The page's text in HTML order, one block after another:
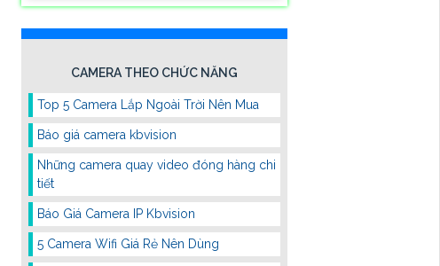
CAMERA THEO CHỨC NĂNG
Top 5 Camera Lắp Ngoài Trời Nên Mua
Báo giá camera kbvision
Những camera quay video đóng hàng chi
tiết
Báo Giá Camera IP Kbvision
5 Camera Wifi Giá Rẻ Nên Dùng